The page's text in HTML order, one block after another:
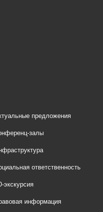
предложения
залы
ответственность
экскурсия
информация